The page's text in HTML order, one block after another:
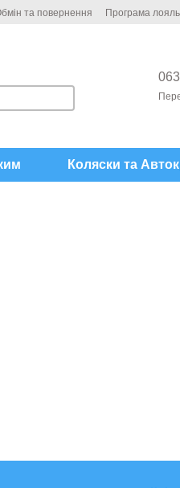
та повернення Програма
Коляски та